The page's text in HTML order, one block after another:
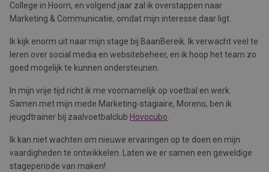
College in Hoorn, en volgend jaar zal ik overstappen naar
Marketing & Communicatie, omdat mijn interesse daar ligt.
Ik kijk enorm uit naar mijn stage bij BaanBereik. Ik verwacht veel te
leren over social media en websitebeheer, en ik hoop het team zo
goed mogelijk te kunnen ondersteunen.
In mijn vrije tijd richt ik me voornamelijk op voetbal en werk.
Samen met mijn mede Marketing-stagiaire, Moreno, ben ik
jeugdtrainer bij zaalvoetbalclub Hovocubo
Ik kan niet wachten om nieuwe ervaringen op te doen en mijn
vaardigheden te ontwikkelen. Laten we er samen een geweldige
stageperiode van maken!